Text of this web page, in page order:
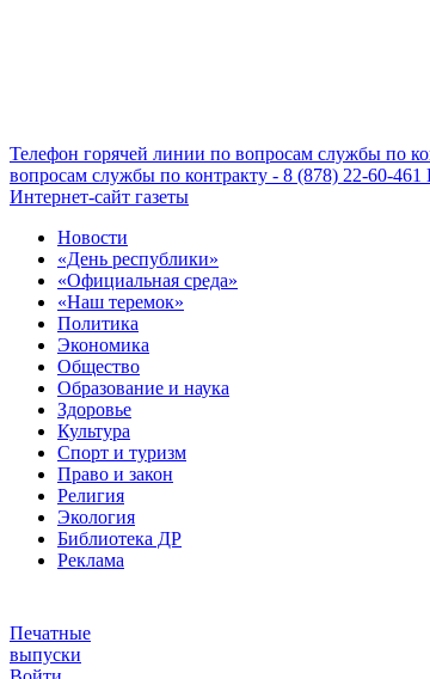
Телефон горячей линии по вопросам службы по
вопросам службы по контракту - 8 (878) 22-60-461
Интернет-сайт газеты
Новости
«День республики»
«Официальная среда»
«Наш теремок»
Политика
Экономика
Общество
Образование и наука
Здоровье
Культура
Спорт и туризм
Право и закон
Религия
Экология
Библиотека ДР
Реклама
Печатные
выпуски